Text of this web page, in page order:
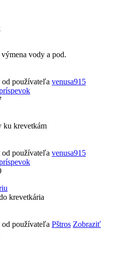
vody a pod.
od používateľa venusa915
ku krevetkám
od používateľa venusa915
krevetkária
od používateľa Pštros Zobraziť